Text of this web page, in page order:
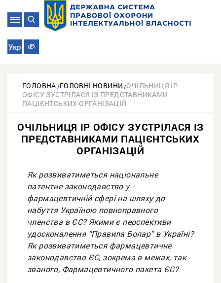
Укр
ГОЛОВНА ГОЛОВНІ НОВИНИ ОЧІЛЬНИЦЯ ІР
ОФІСУ ЗУСТРІЛАСЯ ІЗ ПРЕДСТАВНИКАМИ
ПАЦІЄНТСЬКИХ ОРГАНІЗАЦІЙ
ОЧІЛЬНИЦЯ ІР ОФІСУ ЗУСТРІЛАСЯ ІЗ
ПРЕДСТАВНИКАМИ ПАЦІЄНТСЬКИХ
ОРГАНІЗАЦІЙ
Як розвиватиметься національне
патентне законодавство у
фармацевтичній сфері на шляху до
набуття Україною повноправного
членства в ЄС? Якими є перспективи
удосконалення “Правила Болар” в Україні?
Як розвиватиметься фармацевтичне
законодавство ЄС, зокрема в межах, так
званого, Фармацевтичного пакета ЄС?